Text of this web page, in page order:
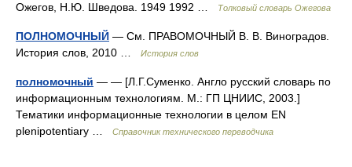
Ожегов, Н.Ю. Шведова. 1949 1992 …
Толковый словарь Ожегова
ПОЛНОМОЧНЫЙ — См. ПРАВОМОЧНЫЙ В. В. Виноградов.
История слов, 2010 …
История слов
полномочный — — [Л.Г.Суменко. Англо русский словарь по
информационным технологиям. М.: ГП ЦНИИС, 2003.]
Тематики информационные технологии в целом EN
plenipotentiary …
Справочник технического переводчика